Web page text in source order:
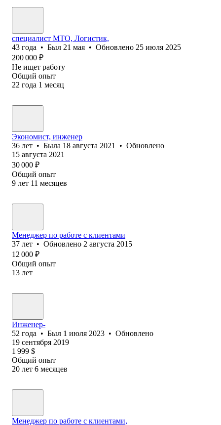
специалист МТО, Логистик,
43 года • Был 21 мая • Обновлено 25 июля 2025
200 000 ₽
Не ищет работу
Общий опыт
22 года 1 месяц
Экономист, инженер
36 лет • Была 18 августа 2021 • Обновлено
15 августа 2021
30 000 ₽
Общий опыт
9 лет 11 месяцев
Менеджер по работе с клиентами
37 лет • Обновлено 2 августа 2015
12 000 ₽
Общий опыт
13 лет
Инженер-
52 года • Был 1 июля 2023 • Обновлено
19 сентября 2019
1 999 $
Общий опыт
20 лет 6 месяцев
Менеджер по работе с клиентами,